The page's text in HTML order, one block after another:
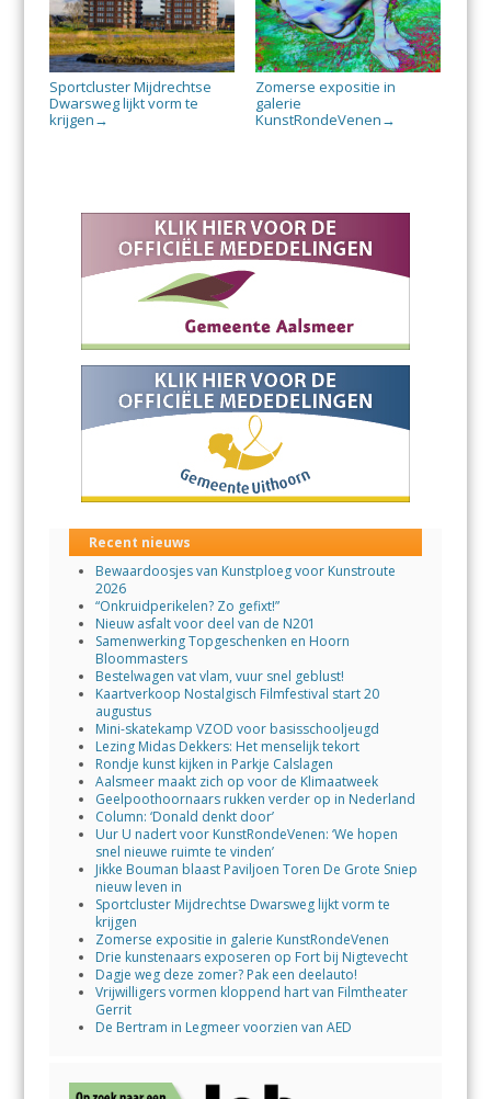
Sportcluster Mijdrechtse
Dwarsweg lijkt vorm te
krijgen →
Zomerse expositie in
galerie
KunstRondeVenen →
Recent nieuws
Bewaardoosjes van Kunstploeg voor Kunstroute
2026
“Onkruidperikelen? Zo gefixt!”
Nieuw asfalt voor deel van de N201
Samenwerking Topgeschenken en Hoorn
Bloommasters
Bestelwagen vat vlam, vuur snel geblust!
Kaartverkoop Nostalgisch Filmfestival start 20
augustus
Mini-skatekamp VZOD voor basisschooljeugd
Lezing Midas Dekkers: Het menselijk tekort
Rondje kunst kijken in Parkje Calslagen
Aalsmeer maakt zich op voor de Klimaatweek
Geelpoothoornaars rukken verder op in Nederland
Column: ‘Donald denkt door’
Uur U nadert voor KunstRondeVenen: ‘We hopen
snel nieuwe ruimte te vinden’
Jikke Bouman blaast Paviljoen Toren De Grote Sniep
nieuw leven in
Sportcluster Mijdrechtse Dwarsweg lijkt vorm te
krijgen
Zomerse expositie in galerie KunstRondeVenen
Drie kunstenaars exposeren op Fort bij Nigtevecht
Dagje weg deze zomer? Pak een deelauto!
Vrijwilligers vormen kloppend hart van Filmtheater
Gerrit
De Bertram in Legmeer voorzien van AED